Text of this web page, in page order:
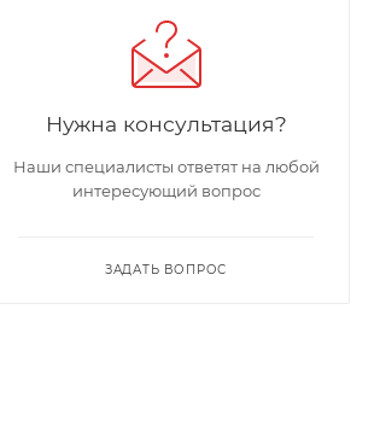
Нужна консультация?
Наши специалисты ответят на любой
интересующий вопрос
ЗАДАТЬ ВОПРОС